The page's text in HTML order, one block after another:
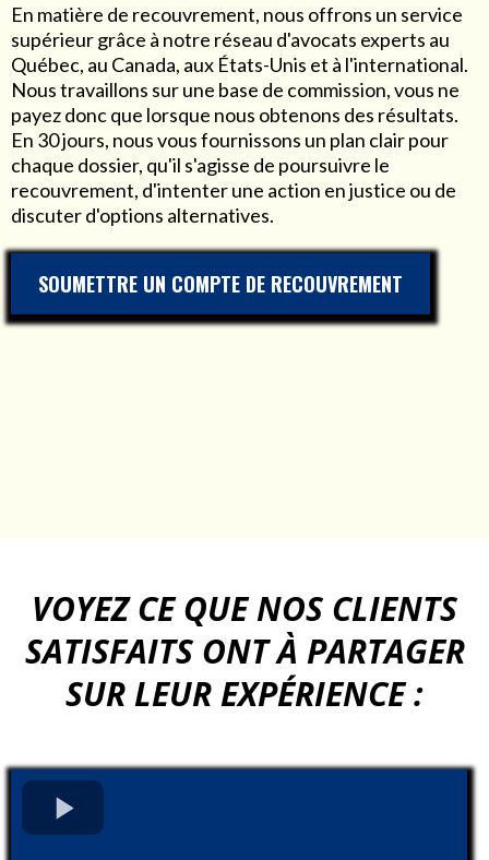
En matière de recouvrement, nous offrons un service
supérieur grâce à notre réseau d'avocats experts au
Québec, au Canada, aux États-Unis et à l'international.
Nous travaillons sur une base de commission, vous ne
payez donc que lorsque nous obtenons des résultats.
En 30 jours, nous vous fournissons un plan clair pour
chaque dossier, qu'il s'agisse de poursuivre le
recouvrement, d'intenter une action en justice ou de
discuter d'options alternatives.
SOUMETTRE UN COMPTE DE RECOUVREMENT
VOYEZ CE QUE NOS CLIENTS
SATISFAITS ONT À PARTAGER
SUR LEUR EXPÉRIENCE :